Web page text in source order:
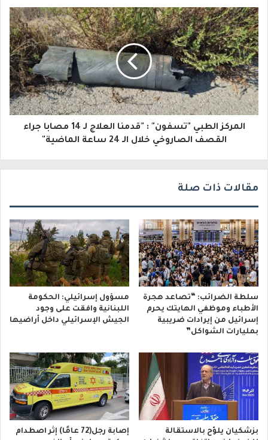
إ
ل
ك
ت
ر
و
المركز الطبي "تسفون" : "قدمنا العلاج لـ 14 مصابا جراء
القصف الصاروخي خلال الـ 24 ساعة الماضية"
مقالات ذات صلة
سلطة الضرائب: “تصاعد هجرة
الأطباء وموظفي الهايتك يحرم
إسرائيل من إيرادات ضريبية
بمليارات الشواكل”
مسؤول إسرائيلي: الحكومة
اللبنانية وافقت على وجود
الجيش الإسرائيلي داخل أراضيها
بزشكيان يلوّح بالاستقالة
إصابة رجل(72 عامًا) إثر اصطدام